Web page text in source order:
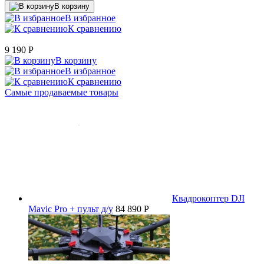
В корзину
В избранное
К сравнению
9 190 P
В корзину
В избранное
К сравнению
Самые продаваемые товары
Квадрокоптер DJI
Mavic Pro + пульт д/у 84 890 P